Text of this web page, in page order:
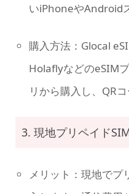
いiPhoneやAndroid
購入方法：Glocal
HolaflyなどのeSIM
リから購入し、QR
3. 現地プリペイド
メリット：現地でプ